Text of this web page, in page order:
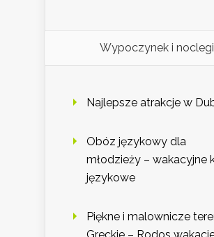
Wypoczynek i noclegi
Najlepsze atrakcje w
Obóz językowy dla
młodzieży – wakacyjne
językowe
Piękne i malownicze